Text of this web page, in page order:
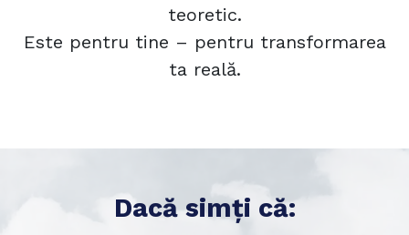
teoretic.
Este pentru tine – pentru transformarea
ta reală.
Dacă simți că: